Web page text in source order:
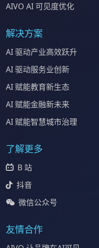
AIVO AI 可见度优化
解决方案
AI 驱动产业高效跃升
AI 驱动服务业创新
AI 赋能教育新生态
AI 赋能金融新未来
AI 赋能智慧城市治理
了解更多
B 站
抖音
微信公众号
友情合作